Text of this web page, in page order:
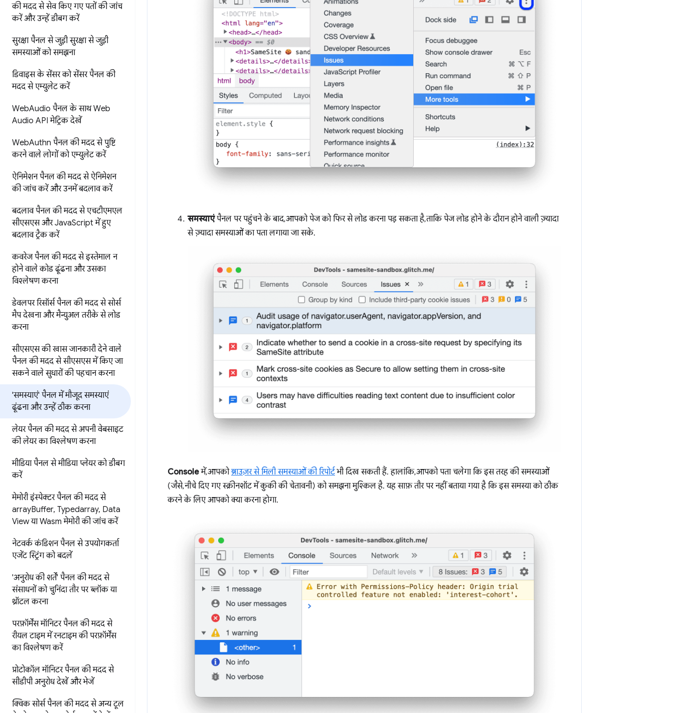
की मदद सेसेव किए गए पतों की जांच
करें और उन्हें डीबग करें
सुरक्षा पैनल से जुड़ी सुरक्षा से जुड़ी
समस्याओं को समझना
डिवाइस के सेंसर को सेंसर पैनल की
मदद से एम्युलेट करें
WebAudio पैनल के साथ Web
Audio API मेट्रिक देखें
WebAuthn पैनल की मदद सेपुष्टि
करने वाले लोगों को एम्युलेट करें
ऐनिमेशन पैनल की मदद सेऐनिमेशन
की जांच करें और उनमें बदलाव करें
बदलाव पैनल की मदद से एचटीएमएल
सीएसएसऔर JavaScript में हुए
बदलाव ट्रैक करें
कवरेज पैनल की मदद सेइस्तेमाल न
होने वाले कोड ढूंढना और उसका
विश्लेषण करना
डेवलपर रिसॉर्स पैनल की मदद सेसोर्स
मैप देखना और मैन्युअल तरीके से लोड
करना
सीएसएस की खास जानकारी देने वाले
पैनल की मदद सेसीएसएस में किए जा
सकने वाले सुधारों की पहचान करना
'समस्याएं' पैनल में मौजूद समस्याएं
ढूंढना और उन्हें ठीक करना
लेयर पैनल की मदद सेअपनी वेबसाइट
की लेयर का विश्लेषण करना
मीडिया पैनल से मीडिया प्लेयर को डीबग
करें
मेमोरी इंस्पेक्टर पैनल की मदद से
arrayBuffer, Typedarray, Data
View या Wasm मेमोरी की जांच करें
नेटवर्क कंडिशन पैनल से उपयोगकर्ता
एजेंट स्ट्रिंग को बदलें
'अनुरोध की शर्तें' पैनल की मदद से
संसाधनों को चुनिंदा तौर पर ब्लॉक या
थ्रॉटल करना
परफ़ॉर्मेंस मॉनिटर पैनल की मदद से
रीयल टाइम में रनटाइम की परफ़ॉर्मेंस
का विश्लेषण करें
प्रोटोकॉल मॉनिटर पैनल की मदद से
सीडीपी अनुरोध देखें और भेजें
क्विक सोर्स पैनल की मदद सेअन्य टूल
समस्याएंपैनल पर पहुंचने के बाद, आपको पेज को फिर से लोड करना पड़ सकता है, ताकि पेज लोड होने के दौरान होने वाली ज़्यादा
से ज़्यादा समस्याओं का पता लगाया जा सके.
Consoleमें, आपकोब्राउज़र से मिली समस्याओं की रिपोर्टभी दिख सकती हैं. हालांकि, आपको पता चलेगा कि इस तरह की समस्याओं
(जैसे, नीचे दिए गए स्क्रीनशॉट में कुकी की चेतावनी) को समझना मुश्किल है. यह साफ़ तौर पर नहीं बताया गया है कि इस समस्या को ठीक
करने के लिए आपको क्या करना होगा.